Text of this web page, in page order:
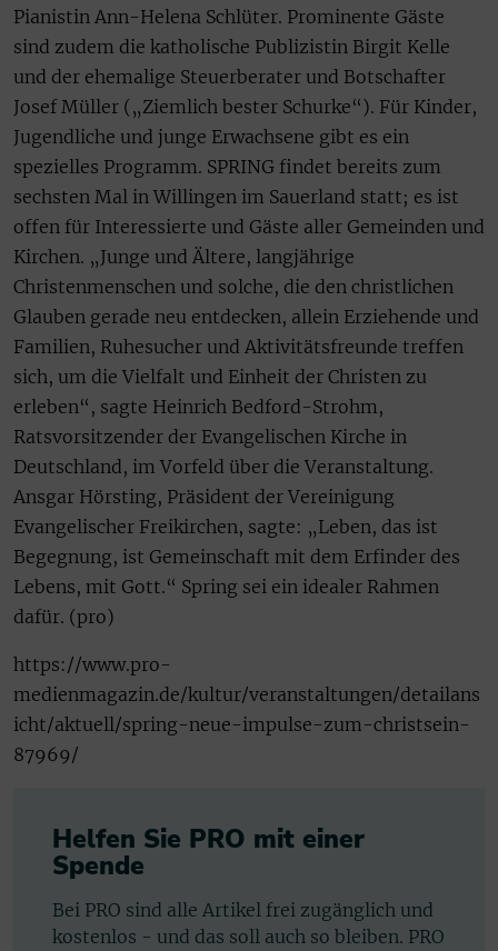
Pianistin Ann-Helena Schlüter. Prominente Gäste
sind zudem die katholische Publizistin Birgit Kelle
und der ehemalige Steuerberater und Botschafter
Josef Müller („Ziemlich bester Schurke“). Für Kinder,
Jugendliche und junge Erwachsene gibt es ein
spezielles Programm. SPRING findet bereits zum
sechsten Mal in Willingen im Sauerland statt; es ist
offen für Interessierte und Gäste aller Gemeinden und
Kirchen. „Junge und Ältere, langjährige
Christenmenschen und solche, die den christlichen
Glauben gerade neu entdecken, allein Erziehende und
Familien, Ruhesucher und Aktivitätsfreunde treffen
sich, um die Vielfalt und Einheit der Christen zu
erleben“, sagte Heinrich Bedford-Strohm,
Ratsvorsitzender der Evangelischen Kirche in
Deutschland, im Vorfeld über die Veranstaltung.
Ansgar Hörsting, Präsident der Vereinigung
Evangelischer Freikirchen, sagte: „Leben, das ist
Begegnung, ist Gemeinschaft mit dem Erfinder des
Lebens, mit Gott.“ Spring sei ein idealer Rahmen
dafür. (pro)
https://www.pro-
medienmagazin.de/kultur/veranstaltungen/detailans
icht/aktuell/spring-neue-impulse-zum-christsein-
87969/
Helfen Sie PRO mit einer
Spende
Bei PRO sind alle Artikel frei zugänglich und
kostenlos - und das soll auch so bleiben. PRO